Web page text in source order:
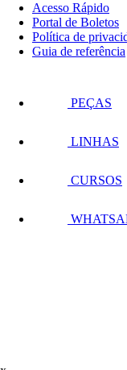
Acesso Rápido
Portal de Boletos
Política de
Guia de referência
PEÇAS
LINHAS
CURSOS